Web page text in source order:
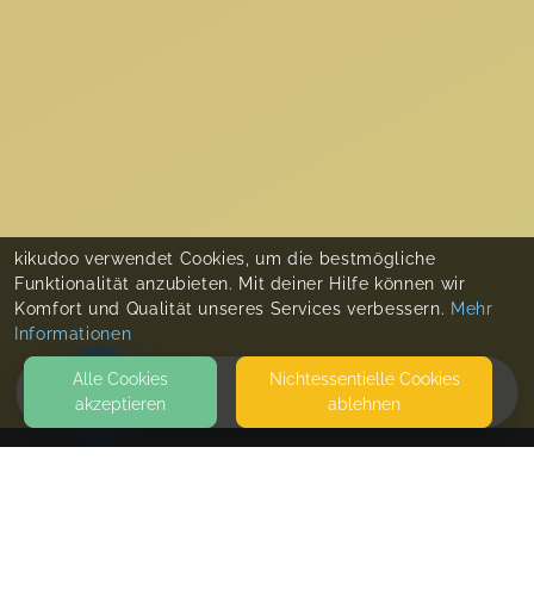
HOME
kikudoo verwendet Cookies, um die bestmögliche
Funktionalität anzubieten. Mit deiner Hilfe können wir
Komfort und Qualität unseres Services verbessern. Mehr
Informationen
Alle Cookies
akzeptieren
Nicht­essentielle Cookies
ablehnen